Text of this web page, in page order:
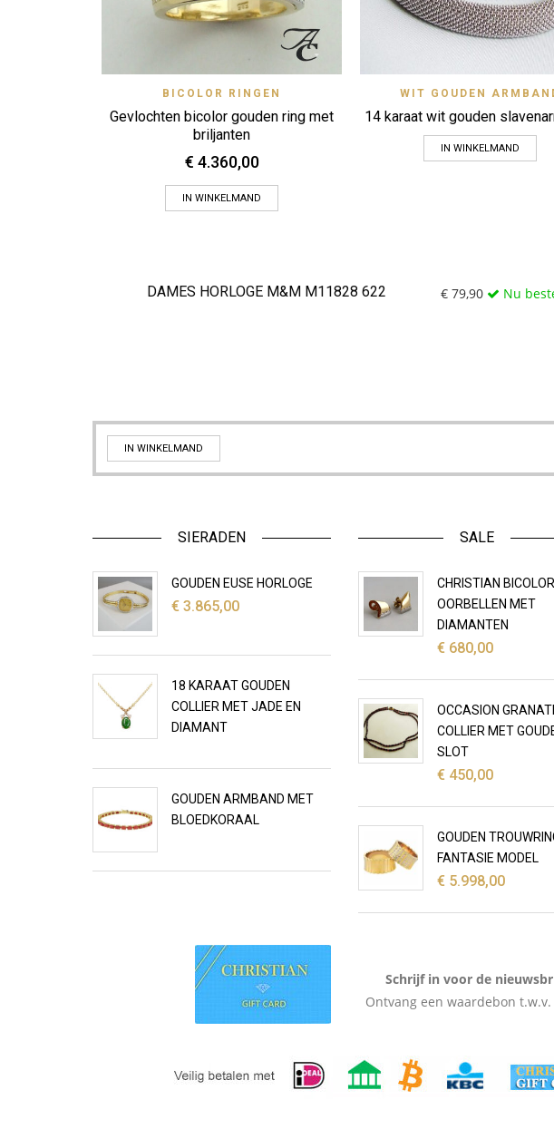
Zet op verlanglijstje Quick View
BICOLOR RINGEN
Gevlochten bicolor gouden ring met
briljanten
€ 4.360,00
IN WINKELMAND
Zet op verlanglijstje Quick
WIT GOUDEN
14 karaat wit gouden
IN WINKELMAND
DAMES HORLOGE M&M M11828 622 € 79,90 Nu
IN WINKELMAND
SIERADEN
GOUDEN EUSE HORLOGE
€ 3.865,00
18 KARAAT GOUDEN
COLLIER MET JADE EN
DIAMANT
GOUDEN ARMBAND MET
BLOEDKORAAL
SALE
CHRISTIAN BICOLOR
OORBELLEN MET
DIAMANTEN
€680,00
OCCASION
COLLIER MET
SLOT
€450,00
GOUDEN
FANTASIE MODEL
€5.998,00
Schrijf in voor de
Ontvang een waardebon t.w.v.